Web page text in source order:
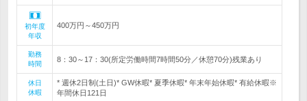
初年度
年収
400万円～450万円
勤務
時間
8：30～17：30(所定労働時間7時間50分／休憩70分)残業あり
休日
休暇
* 週休2日制(土日)* GW休暇* 夏季休暇* 年末年始休暇* 有給休暇※
年間休日121日